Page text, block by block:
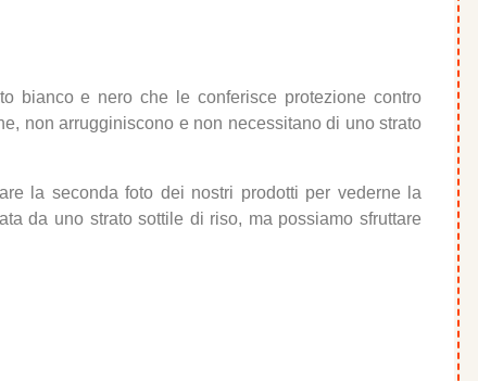
bianco e nero che le conferisce protezione contro
non arrugginiscono e non necessitano di uno strato
la seconda foto dei nostri prodotti per vederne la
da uno strato sottile di riso, ma possiamo sfruttare